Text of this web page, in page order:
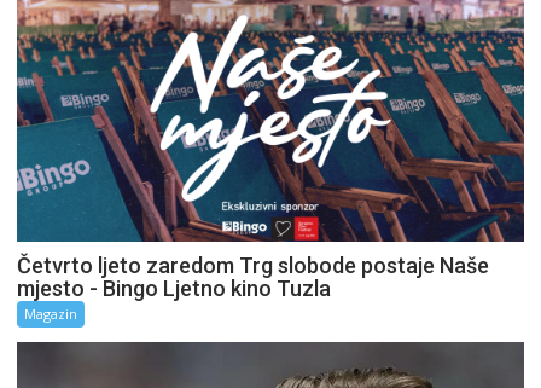
Četvrto ljeto zaredom Trg slobode postaje Naše
mjesto - Bingo Ljetno kino Tuzla
Magazin